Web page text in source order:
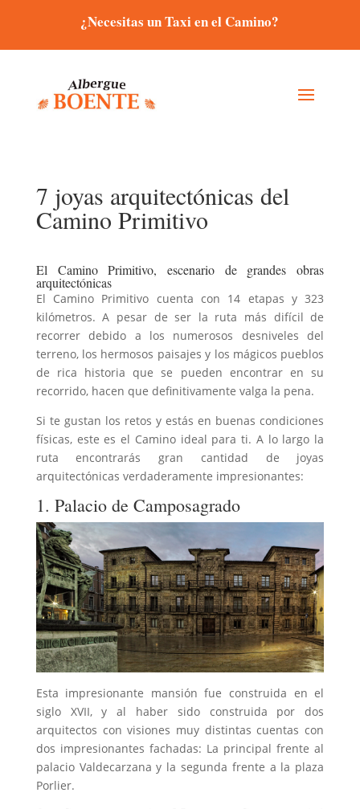
¿Necesitas un Taxi en el Camino?
7 joyas arquitectónicas del
Camino Primitivo
El Camino Primitivo, escenario de grandes obras
arquitectónicas
El Camino Primitivo cuenta con 14 etapas y 323
kilómetros. A pesar de ser la ruta más difícil de
recorrer debido a los numerosos desniveles del
terreno, los hermosos paisajes y los mágicos pueblos
de rica historia que se pueden encontrar en su
recorrido, hacen que definitivamente valga la pena.
Si te gustan los retos y estás en buenas condiciones
físicas, este es el Camino ideal para ti. A lo largo la
ruta encontrarás gran cantidad de joyas
arquitectónicas verdaderamente impresionantes:
1. Palacio de Camposagrado
Esta impresionante mansión fue construida en el
siglo XVII, y al haber sido construida por dos
arquitectos con visiones muy distintas cuentas con
dos impresionantes fachadas: La principal frente al
palacio Valdecarzana y la segunda frente a la plaza
Porlier.